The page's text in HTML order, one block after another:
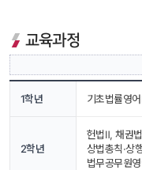
교육과정
1학년 기초법률영
2학년
헌법Ⅱ, 채권
상법총칙·상
법무공무원영